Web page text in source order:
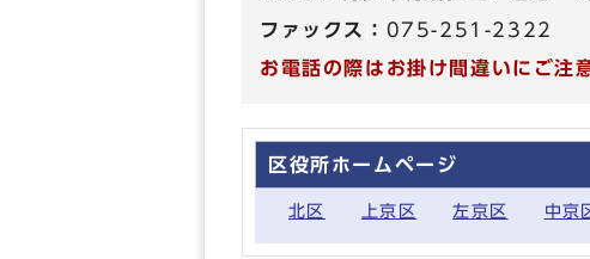
ファックス： 075-251-2322
お電話の際はお掛け間違いにご注
区役所ホームページ
北区 上京区 左京区 中京